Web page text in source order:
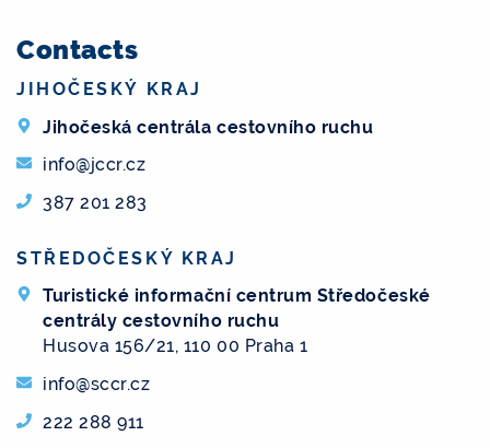
Contacts
JIHOČESKÝ KRAJ
Jihočeská centrála cestovního ruchu
info@jccr.cz
387 201 283
STŘEDOČESKÝ KRAJ
Turistické informační centrum Středočeské
centrály cestovního ruchu
Husova 156/21, 110 00 Praha 1
info@sccr.cz
222 288 911